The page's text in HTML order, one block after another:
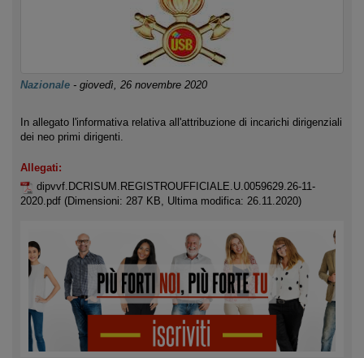
Nazionale - giovedì, 26 novembre 2020
In allegato l'informativa relativa all'attribuzione di incarichi dirigenziali
dei neo primi dirigenti.
Allegati:
dipvvf.DCRISUM.REGISTROUFFICIALE.U.0059629.26-11-
2020.pdf (Dimensioni: 287 KB, Ultima modifica: 26.11.2020)